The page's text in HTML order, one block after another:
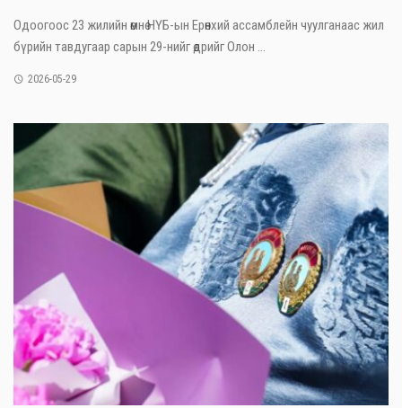
Одоогоос 23 жилийн өмнө НҮБ-ын Ерөнхий ассамблейн чуулганаас жил
бүрийн тавдугаар сарын 29-нийг өдрийг Олон ...
2026-05-29